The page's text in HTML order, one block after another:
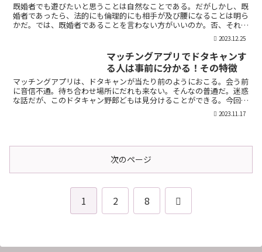
既婚者でも遊びたいと思うことは自然なことである。だがしかし、既
婚者であったら、法的にも倫理的にも相手が及び腰になることは明ら
かだ。では、既婚者であることを言わない方がいいのか。否、それは
違う。既婚者であることを伝えるメリット出会い系で既婚者...2023.12.25
マッチングアプリでドタキャンす
る人は事前に分かる！その特徴
マッチングアプリは、ドタキャンが当たり前のようにおこる。会う前
に音信不通。待ち合わせ場所にだれも来ない。そんなの普通だ。迷惑
な話だが、このドタキャン野郎どもは見分けることができる。今回
は、それを伝授したい。ドタキャンをする人の特徴ドタキャン...2023.11.17
次のページ
1 2 8
次